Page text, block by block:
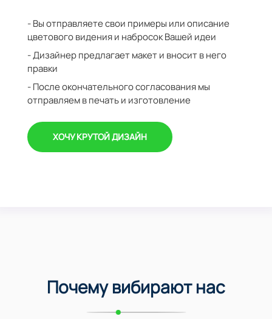
- Вы отправляете свои примеры или описание
цветового видения и набросок Вашей идеи
- Дизайнер предлагает макет и вносит в него
правки
- После окончательного согласования мы
отправляем в печать и изготовление
ХОЧУ КРУТОЙ ДИЗАЙН
Почему вибирают нас